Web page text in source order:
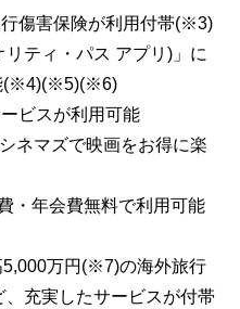
傷害保険が利用付帯(※3)
ティ・パス アプリ)」に
(※4)(※5)(※6)
ビスが利用可能
ネマズで映画をお得に楽
・年会費無料で利用可能
万円(※7)の海外旅行
充実したサービスが付帯